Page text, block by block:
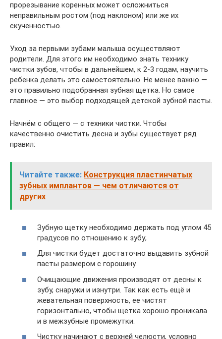
прорезывание коренных может осложниться
неправильным ростом (под наклоном) или же их
скученностью.
Уход за первыми зубами малыша осуществляют
родители. Для этого им необходимо знать технику
чистки зубов, чтобы в дальнейшем, к 2-3 годам, научить
ребенка делать это самостоятельно. Не менее важно —
это правильно подобранная зубная щетка. Но самое
главное — это выбор подходящей детской зубной пасты.
Начнём с общего — с техники чистки. Чтобы
качественно очистить десна и зубы существует ряд
правил:
Читайте также: Конструкция пластинчатых
зубных имплантов — чем отличаются от
других
Зубную щетку необходимо держать под углом 45
градусов по отношению к зубу;
Для чистки будет достаточно выдавить зубной
пасты размером с горошину.
Очищающие движения производят от десны к
зубу, снаружи и изнутри. Так как есть ещё и
жевательная поверхность, ее чистят
горизонтально, чтобы щетка хорошо проникала
и в межзубные промежутки.
Чистку начинают с верхней челюсти, условно